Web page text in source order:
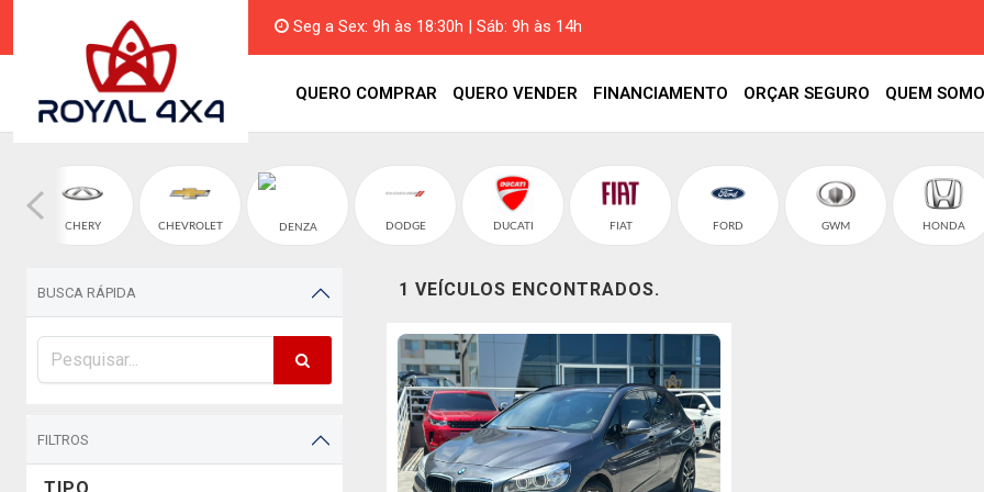
Seg a Sex: 9h às 18:30h | Sáb: 9h às 14h
QUERO COMPRAR QUERO VENDER FINANCIAMENTO ORÇAR SEGURO QUEM
CHERY CHEVROLET DENZA DODGE DUCATI FIAT FORD GWM HONDA
BUSCA RÁPIDA
FILTROS
1 VEÍCULOS ENCONTRADOS.